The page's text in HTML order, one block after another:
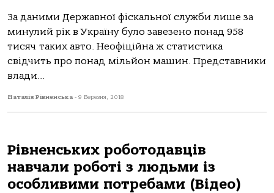
За даними Державної фіскальної служби лише за
минулий рік в Україну було завезено понад 958
тисяч таких авто. Неофіційна ж статистика
свідчить про понад мільйон машин. Представники
влади...
Наталія Рівненська - 9 Березня, 2018
Рівненських роботодавців
навчали роботі з людьми із
особливими потребами (Відео)